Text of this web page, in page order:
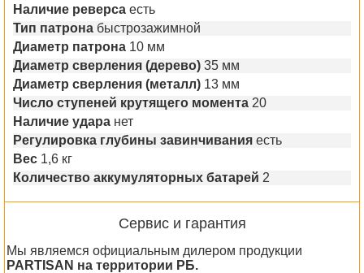
Наличие реверса есть
Тип патрона быстрозажимной
Диаметр патрона 10 мм
Диаметр сверления (дерево) 35 мм
Диаметр сверления (металл) 13 мм
Число ступеней крутящего момента 20
Наличие удара нет
Регулировка глубины завинчивания есть
Вес 1,6 кг
Количество аккумуляторных батарей 2
Сервис и гарантия
Мы являемся официальным дилером продукции
PARTISAN на территории РБ.